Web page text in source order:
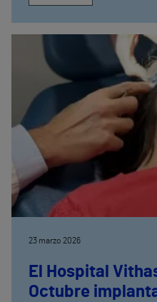
23 marzo 2026
El Hospital
Octubre